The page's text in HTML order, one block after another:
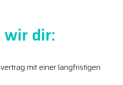
wir dir:
mit einer langfristigen